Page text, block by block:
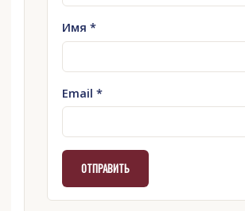
Имя *
Email *